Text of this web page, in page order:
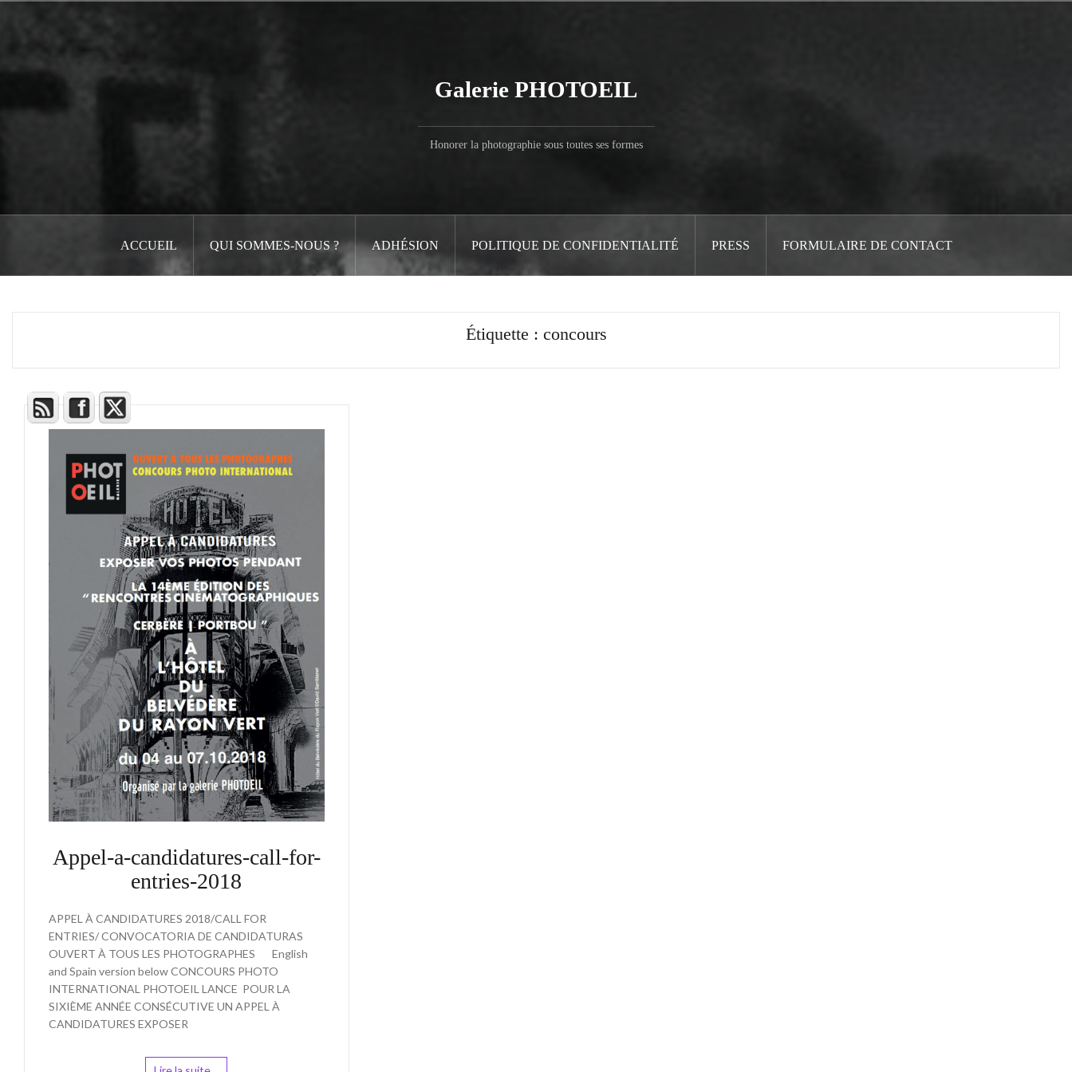
Galerie PHOTOEIL
Honorer la photographie sous toutes ses formes
ACCUEIL QUI SOMMES-NOUS ? ADHÉSION POLITIQUE DE CONFIDENTIALITÉ PRESS FORMULAIRE DE CONTACT
Étiquette : concours
Appel-a-candidatures-call-for-
entries-2018
APPEL À CANDIDATURES 2018/CALL FOR
ENTRIES/ CONVOCATORIA DE CANDIDATURAS
OUVERT À TOUS LES PHOTOGRAPHES English
and Spain version below CONCOURS PHOTO
INTERNATIONAL PHOTOEIL LANCE POUR LA
SIXIÈME ANNÉE CONSÉCUTIVE UN APPEL À
CANDIDATURES EXPOSER